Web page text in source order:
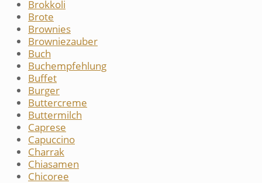
Brokkoli
Brote
Brownies
Browniezauber
Buch
Buchempfehlung
Buffet
Burger
Buttercreme
Buttermilch
Caprese
Capuccino
Charrak
Chiasamen
Chicoree